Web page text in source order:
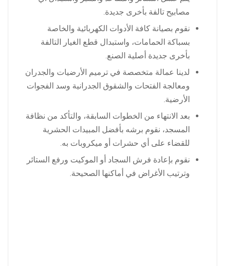
مصابيح تالفة بأخرى جديدة.
نقوم بصيانة كافة الأدوات الكهربائية والخاصة
بسباكة الحمامات، واستبدال قطع الغيار التالفة
بأخرى جديدة أصلية الصنع.
لدينا عمالة متخصصة في ترميم الأرضيات والجدران
ومعالجة الفتحات والشقوق الجدرانية وسد الفجوات
الأرضية.
بعد الانتهاء من الخطوات السابقة، والتأكد من نظافة
المسجد، نقوم برشه بأفضل المبيدات الحشرية
للقضاء على أي حشرات أو ميكروبات به.
نقوم بإعادة فرش السجاد أو الموكيت ورفع الستائر
وترتيب الأغراض في أماكنها الصحيحة.